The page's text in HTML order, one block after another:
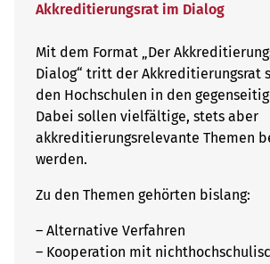
Akkreditierungsrat im Dialog
Mit dem Format „Der
Dialog“ tritt der Akkreditierungsrat
den Hochschulen in den
Dabei sollen vielfältige, stets aber
akkreditierungsrelevante Themen
werden.
Zu den Themen gehörten bislang:
– Alternative Verfahren
– Kooperation mit